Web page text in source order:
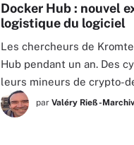
Docker Hub : nouvel
logistique du logiciel
Les chercheurs de
Hub pendant un an. Des
leurs mineurs de crypto-
par Valéry Rieß-